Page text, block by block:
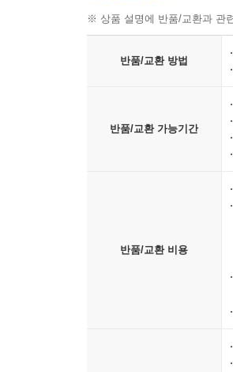
※ 상품 설명에 반품/교환과 관
반품/교환 방법
반품/교환 가능기간
반품/교환 비용